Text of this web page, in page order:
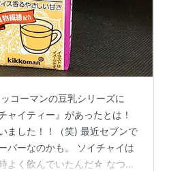
コーマンの豆乳シリーズに
ャイティー』があったとは！
ました！！（笑) 最近セブンで
バーなのかも。 ソイチャイは
よく飲んでいたんだ☆ なつか